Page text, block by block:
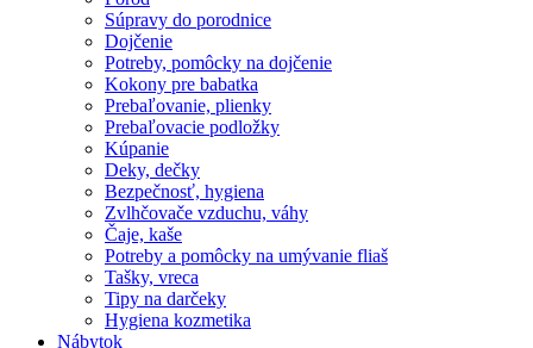
Súpravy do porodnice
Dojčenie
Potreby, pomôcky na dojčenie
Kokony pre babatka
Prebaľovanie, plienky
Prebaľovacie podložky
Kúpanie
Deky, dečky
Bezpečnosť, hygiena
Zvlhčovače vzduchu, váhy
Čaje, kaše
Potreby a pomôcky na umývanie fliaš
Tašky, vreca
Tipy na darčeky
Hygiena kozmetika
Nábytok